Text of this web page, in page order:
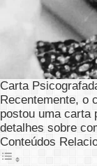
Carta
Recentemente, o
postou uma carta
detalhes sobre
Conteúdos